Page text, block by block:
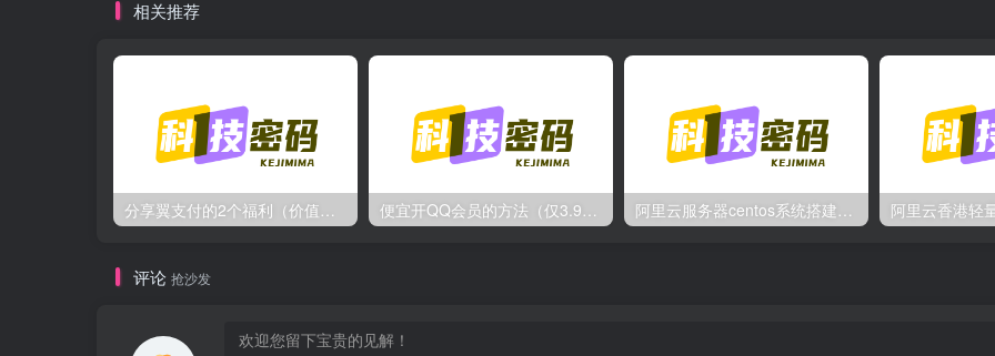
相关推荐
分享翼支付的2个福利（价值几十块） 便宜开QQ会员的方法（仅3.9￥/月） 阿里云香港轻
评论 抢沙发